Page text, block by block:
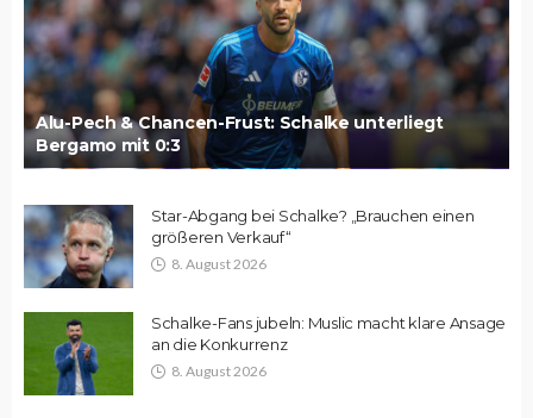
Alu-Pech & Chancen-Frust: Schalke unterliegt
Bergamo mit 0:3
Star-Abgang bei Schalke? „Brauchen einen
größeren Verkauf“
8. August 2026
Schalke-Fans jubeln: Muslic macht klare Ansage
an die Konkurrenz
8. August 2026